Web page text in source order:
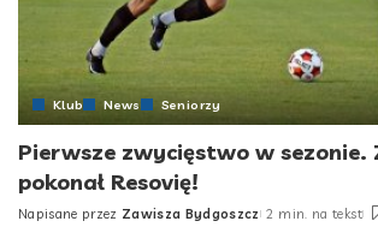
Klub News Seniorzy
Pierwsze zwycięstwo w sezonie.
pokonał Resovię!
Posted
Napisane przez Zawisza Bydgoszcz 2 min. na tekst